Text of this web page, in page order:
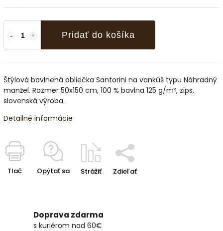
Pridať do košíka
Štýlová bavlnená obliečka Santorini na vankúš typu Náhradný
manžel. Rozmer 50x150 cm, 100 % bavlna 125 g/m², zips,
slovenská výroba.
Detailné informácie
Tlač Opýtať sa Strážiť Zdieľať
Doprava zdarma
s kuriérom nad 60€